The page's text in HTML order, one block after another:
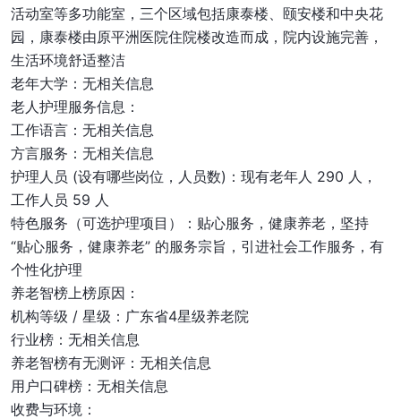
活动室等多功能室，三个区域包括康泰楼、颐安楼和中央花
园，康泰楼由原平洲医院住院楼改造而成，院内设施完善，
生活环境舒适整洁
老年大学：无相关信息
老人护理服务信息：
工作语言：无相关信息
方言服务：无相关信息
护理人员 (设有哪些岗位，人员数)：现有老年人 290 人，
工作人员 59 人
特色服务（可选护理项目）：贴心服务，健康养老，坚持
“贴心服务，健康养老” 的服务宗旨，引进社会工作服务，有
个性化护理
养老智榜上榜原因：
机构等级 / 星级：广东省4星级养老院
行业榜：无相关信息
养老智榜有无测评：无相关信息
用户口碑榜：无相关信息
收费与环境：